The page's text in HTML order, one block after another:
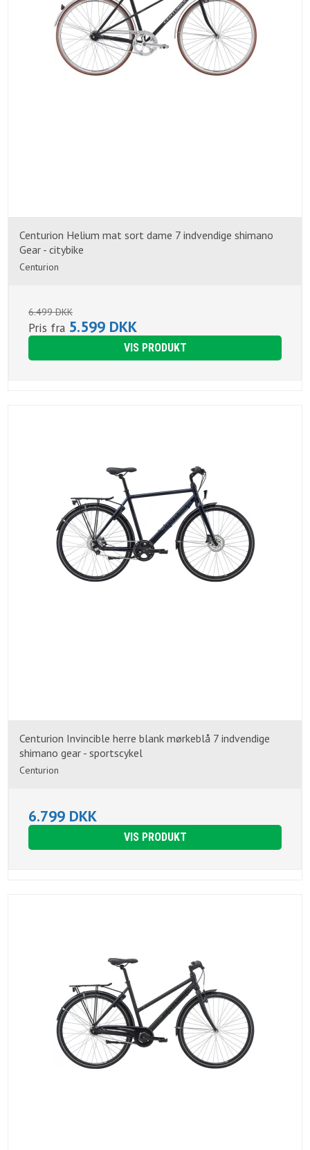
Centurion Helium mat sort dame 7 indvendige shimano
Gear - citybike
Centurion
6.499 DKK
Pris fra 5.599 DKK
VIS PRODUKT
Centurion Invincible herre blank mørkeblå 7 indvendige
shimano gear - sportscykel
Centurion
6.799 DKK
VIS PRODUKT